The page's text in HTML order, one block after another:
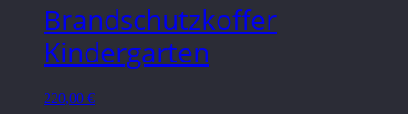
Brandschutzkoffer
Kindergarten
220,00 €